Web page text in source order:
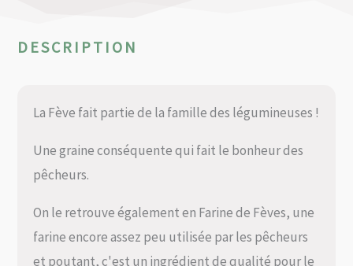
DESCRIPTION
La Fève fait partie de la famille des légumineuses !
Une graine conséquente qui fait le bonheur des
pêcheurs.
On le retrouve également en Farine de Fèves, une
farine encore assez peu utilisée par les pêcheurs
et poutant, c'est un ingrédient de qualité pour le